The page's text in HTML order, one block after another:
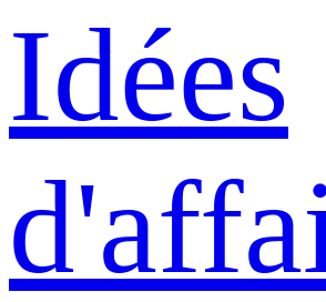
Idées